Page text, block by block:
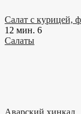
Салат с курицей,
12 мин. 6
Салаты
Аварский хинкал